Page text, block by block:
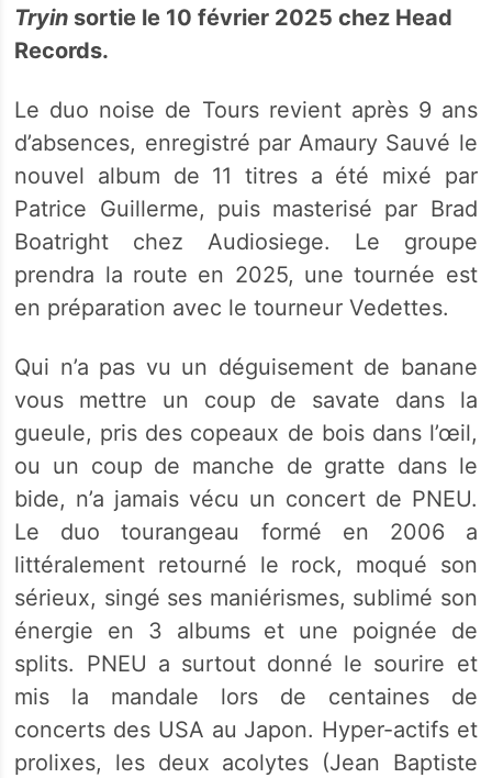
Tryin sortie le 10 février 2025 chez Head
Records.
Le duo noise de Tours revient après 9 ans
d’absences, enregistré par Amaury Sauvé le
nouvel album de 11 titres a été mixé par
Patrice Guillerme, puis masterisé par Brad
Boatright chez Audiosiege. Le groupe
prendra la route en 2025, une tournée est
en préparation avec le tourneur Vedettes.
Qui n’a pas vu un déguisement de banane
vous mettre un coup de savate dans la
gueule, pris des copeaux de bois dans l’œil,
ou un coup de manche de gratte dans le
bide, n’a jamais vécu un concert de PNEU.
Le duo tourangeau formé en 2006 a
littéralement retourné le rock, moqué son
sérieux, singé ses maniérismes, sublimé son
énergie en 3 albums et une poignée de
splits. PNEU a surtout donné le sourire et
mis la mandale lors de centaines de
concerts des USA au Japon. Hyper-actifs et
prolixes, les deux acolytes (Jean Baptiste